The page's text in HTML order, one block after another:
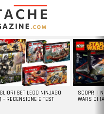
SET LEGO NINJAGO
– RECENSIONE E TEST
SCOPRI I
WARS DI